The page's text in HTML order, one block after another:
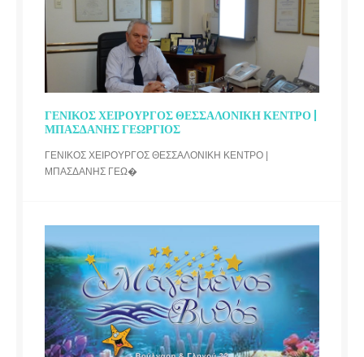
ΓΕΝΙΚΟΣ ΧΕΙΡΟΥΡΓΟΣ ΘΕΣΣΑΛΟΝΙΚΗ ΚΕΝΤΡΟ |
ΜΠΑΣΔΑΝΗΣ ΓΕΩΡΓΙΟΣ
ΓΕΝΙΚΟΣ ΧΕΙΡΟΥΡΓΟΣ ΘΕΣΣΑΛΟΝΙΚΗ ΚΕΝΤΡΟ |
ΜΠΑΣΔΑΝΗΣ ΓΕΩ�